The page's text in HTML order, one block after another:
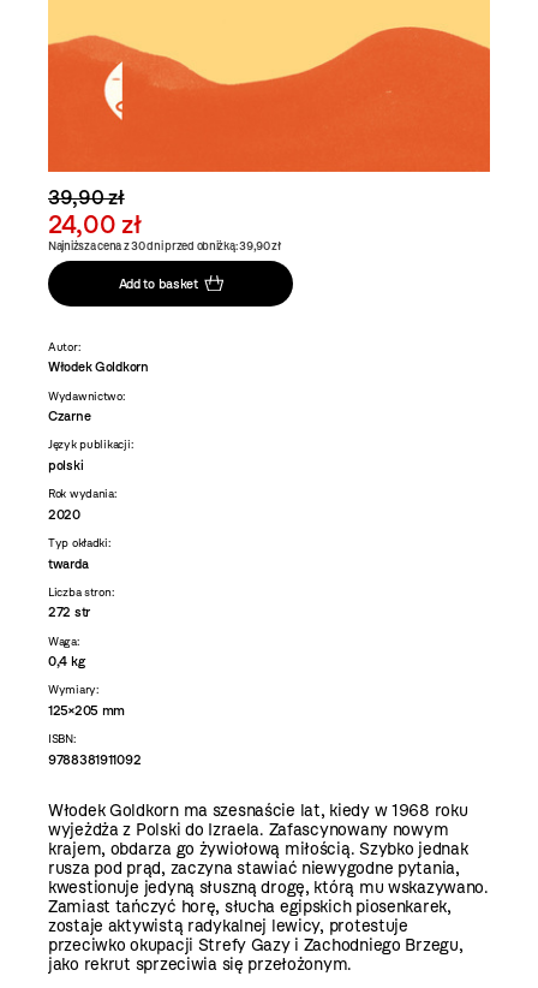
39,90 zł
24,00 zł
Najniższa cena z 30 dni przed obniżką: 39,90 zł
Add to basket
Autor:
Włodek Goldkorn
Wydawnictwo:
Czarne
Język publikacji:
polski
Rok wydania:
2020
Typ okładki:
twarda
Liczba stron:
272 str
Waga:
0,4 kg
Wymiary:
125×205 mm
ISBN:
9788381911092
Włodek Goldkorn ma szesnaście lat, kiedy w 1968 roku
wyjeżdża z Polski do Izraela. Zafascynowany nowym
krajem, obdarza go żywiołową miłością. Szybko jednak
rusza pod prąd, zaczyna stawiać niewygodne pytania,
kwestionuje jedyną słuszną drogę, którą mu wskazywano.
Zamiast tańczyć horę, słucha egipskich piosenkarek,
zostaje aktywistą radykalnej lewicy, protestuje
przeciwko okupacji Strefy Gazy i Zachodniego Brzegu,
jako rekrut sprzeciwia się przełożonym.